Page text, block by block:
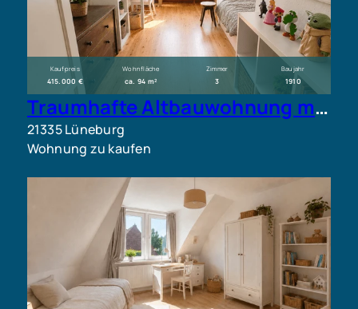
Kaufpreis
415.000 €
Wohnfläche
ca. 94 m²
Zimmer
3
Baujahr
1910
Traumhafte Altbauwohnung mit Balkon und Gemeinschaftsgarten in zentraler Lage von Lüneburg
21335 Lüneburg
Wohnung zu kaufen